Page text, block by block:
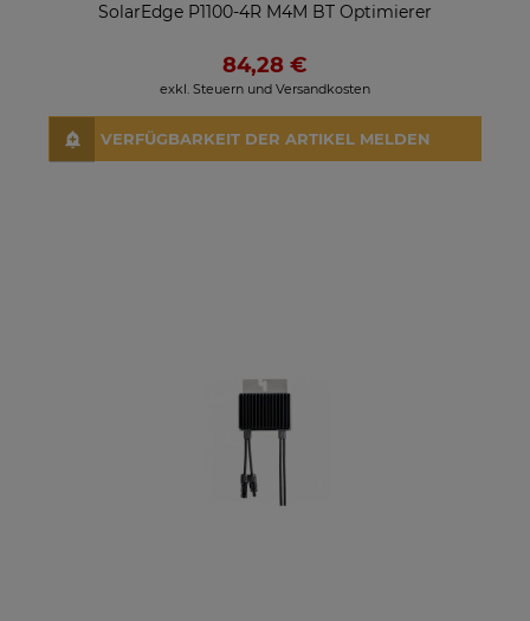
SolarEdge P1100-4R M4M BT Optimierer
84,28 €
exkl. Steuern und Versandkosten
VERFÜGBARKEIT DER ARTIKEL MELDEN